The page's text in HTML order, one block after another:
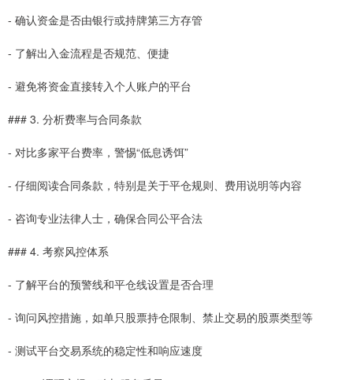
- 确认资金是否由银行或持牌第三方存管
- 了解出入金流程是否规范、便捷
- 避免将资金直接转入个人账户的平台
### 3. 分析费率与合同条款
- 对比多家平台费率，警惕“低息诱饵”
- 仔细阅读合同条款，特别是关于平仓规则、费用说明等内容
- 咨询专业法律人士，确保合同公平合法
### 4. 考察风控体系
- 了解平台的预警线和平仓线设置是否合理
- 询问风控措施，如单只股票持仓限制、禁止交易的股票类型等
- 测试平台交易系统的稳定性和响应速度